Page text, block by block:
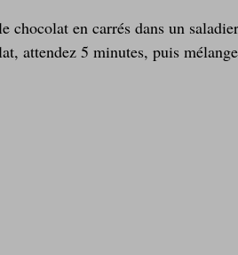
attendez 5 minutes, puis